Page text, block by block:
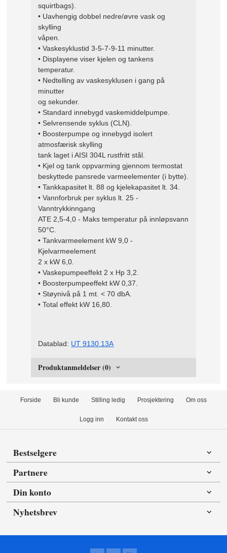
squirtbags).
• Uavhengig dobbel nedre/øvre vask og
skylling
våpen.
• Vaskesyklustid 3-5-7-9-11 minutter.
• Displayene viser kjelen og tankens
temperatur.
• Nedtelling av vaskesyklusen i gang på
minutter
og sekunder.
• Standard innebygd vaskemiddelpumpe.
• Selvrensende syklus (CLN).
• Boosterpumpe og innebygd isolert
atmosfærisk skylling
tank laget i AISI 304L rustfritt stål.
• Kjel og tank oppvarming gjennom termostat
beskyttede pansrede varmeelementer (i bytte).
• Tankkapasitet lt. 88 og kjelekapasitet lt. 34.
• Vannforbruk per syklus lt. 25 -
Vanntrykkinngang
ATE 2,5-4,0 - Maks temperatur på innløpsvann
50°C.
• Tankvarmeelement kW 9,0 -
Kjelvarmeelement
2 x kW 6,0.
• Vaskepumpeeffekt 2 x Hp 3,2.
• Boosterpumpeeffekt kW 0,37.
• Støynivå på 1 mt. < 70 dbA.
• Total effekt kW 16,80.
Datablad: UT 9130.13A
Produktanmeldelser (0)
Forside Bli kunde Stilling ledig Prosjektering Om oss
Logg inn Kontakt oss
Bestselgere
Partnere
Din konto
Nyhetsbrev